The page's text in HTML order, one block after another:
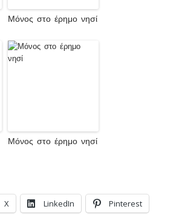
Μόνος στο έρημο νησί
Μόνος στο έρημο νησί
X LinkedIn Pinterest